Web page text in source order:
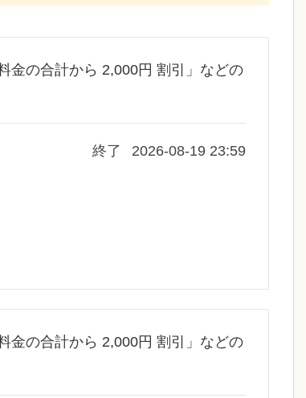
金の合計から 2,000円 割引」などの
終了 2026-08-19 23:59
金の合計から 2,000円 割引」などの